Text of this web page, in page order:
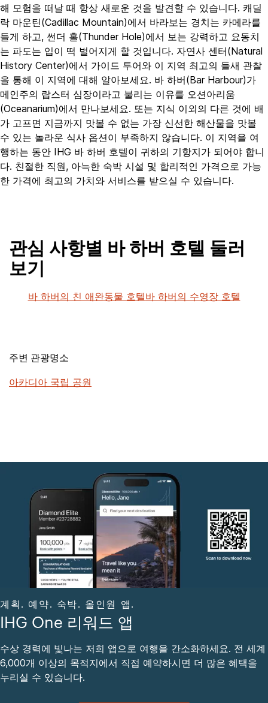
해 모험을 떠날 때 항상 새로운 것을 발견할 수 있습니다. 캐딜
락 마운틴(Cadillac Mountain)에서 바라보는 경치는 카메라를
들게 하고, 썬더 홀(Thunder Hole)에서 보는 강력하고 요동치
는 파도는 입이 떡 벌어지게 할 것입니다. 자연사 센터(Natural
History Center)에서 가이드 투어와 이 지역 최고의 들새 관찰
을 통해 이 지역에 대해 알아보세요. 바 하버(Bar Harbour)가
메인주의 랍스터 심장이라고 불리는 이유를 오션아리움
(Oceanarium)에서 만나보세요. 또는 지식 이외의 다른 것에 배
가 고프면 지금까지 맛볼 수 없는 가장 신선한 해산물을 맛볼
수 있는 놀라운 식사 옵션이 부족하지 않습니다. 이 지역을 여
행하는 동안 IHG 바 하버 호텔이 귀하의 기항지가 되어야 합니
다. 친절한 직원, 아늑한 숙박 시설 및 합리적인 가격으로 가능
한 가격에 최고의 가치와 서비스를 받으실 수 있습니다.
관심 사항별 바 하버 호텔 둘러
보기
바 하버의 친 애완동물 호텔바 하버의 수영장 호텔
주변 관광명소
아카디아 국립 공원
계획. 예약. 숙박. 올인원 앱.
IHG One 리워드 앱
수상 경력에 빛나는 저희 앱으로 여행을 간소화하세요. 전 세계
6,000개 이상의 목적지에서 직접 예약하시면 더 많은 혜택을
누리실 수 있습니다.